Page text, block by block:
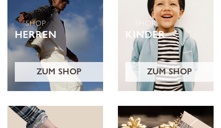
SHOP
HERREN
ZUM SHOP
SHOP
KINDER
ZUM SHOP